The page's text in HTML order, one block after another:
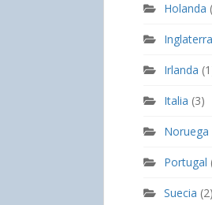
Holanda
Inglaterra
Irlanda
Italia (3)
Noruega
Portugal
Suecia (2)